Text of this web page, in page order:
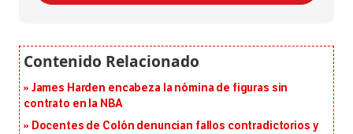
James Harden encabeza la nómina de figuras sin
contrato en la NBA
Docentes de Colón denuncian fallos contradictorios y